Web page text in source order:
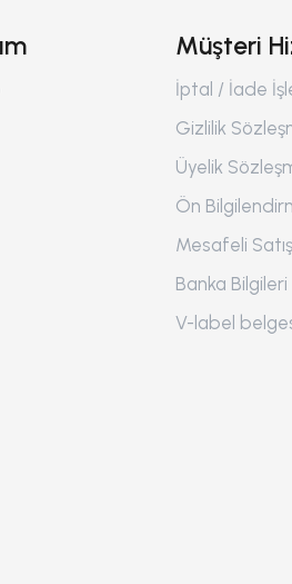
Müşteri
İptal / İade
Gizlilik
Üyelik
Ön
Mesafeli
Banka Bilgileri
V-label